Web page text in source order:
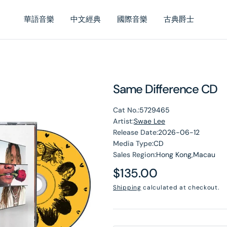
華語音樂 中文經典 國際音樂 古典爵士
Same Difference CD
Cat No.:5729465
Artist:Swae Lee
Release Date:2026-06-12
Media Type:CD
Sales Region:Hong Kong,Macau
Regular
price
$135.00
Shipping calculated at checkout.